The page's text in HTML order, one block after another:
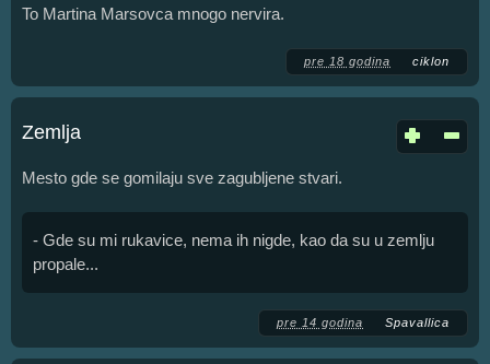
To Martina Marsovca mnogo nervira.
pre 18 godina ciklon
Zemlja
Mesto gde se gomilaju sve zagubljene stvari.
- Gde su mi rukavice, nema ih nigde, kao da su u zemlju
propale...
pre 14 godina Spavallica